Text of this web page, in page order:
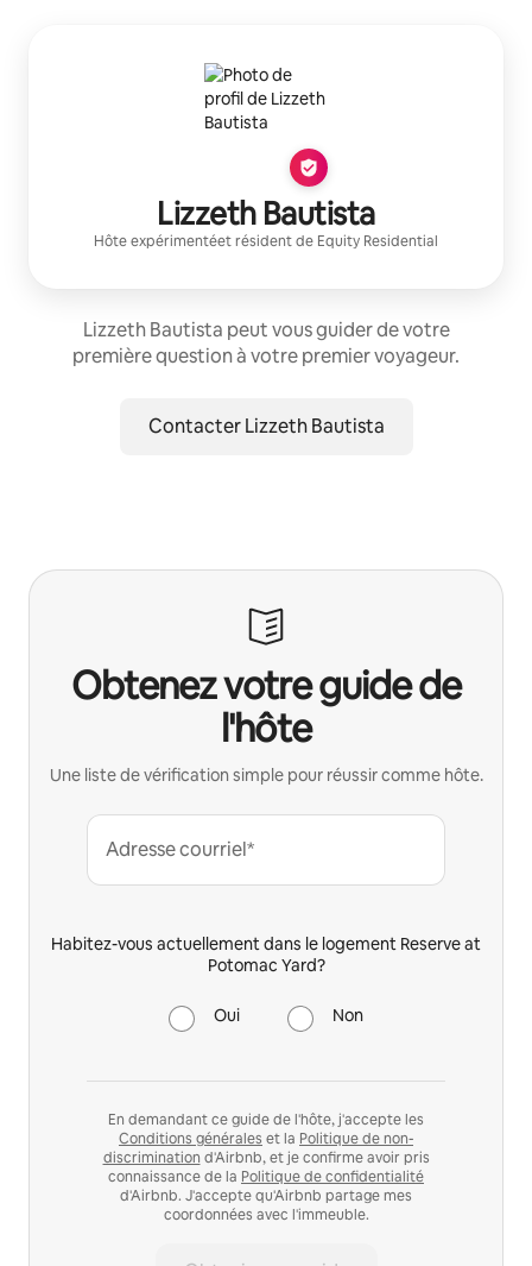
Lizzeth Bautista
Hôte expérimentéet résident de Equity Residential
Lizzeth Bautista peut vous guider de votre
première question à votre premier voyageur.
Contacter Lizzeth Bautista
Obtenez votre guide de
l'hôte
Une liste de vérification simple pour réussir comme hôte.
Adresse courriel*
Habitez-vous actuellement dans le logement Reserve at
Potomac Yard?
Oui Non
En demandant ce guide de l'hôte, j'accepte les
Conditions générales et la Politique de non-
discrimination d'Airbnb, et je confirme avoir pris
connaissance de la Politique de confidentialité
d'Airbnb. J'accepte qu'Airbnb partage mes
coordonnées avec l'immeuble.